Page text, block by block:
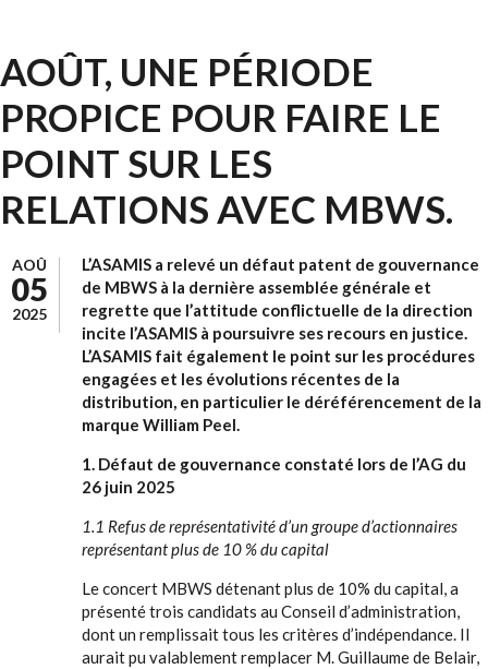
AOÛT, UNE PÉRIODE
PROPICE POUR FAIRE LE
POINT SUR LES
RELATIONS AVEC MBWS.
AOÛ
05
2025
L’ASAMIS a relevé un défaut patent de gouvernance
de MBWS à la dernière assemblée générale et
regrette que l’attitude conflictuelle de la direction
incite l’ASAMIS à poursuivre ses recours en justice.
L’ASAMIS fait également le point sur les procédures
engagées et les évolutions récentes de la
distribution, en particulier le déréférencement de la
marque William Peel.
1. Défaut de gouvernance constaté lors de l’AG du
26 juin 2025
1.1 Refus de représentativité d’un groupe d’actionnaires
représentant plus de 10 % du capital
Le concert MBWS détenant plus de 10% du capital, a
présenté trois candidats au Conseil d’administration,
dont un remplissait tous les critères d’indépendance. Il
aurait pu valablement remplacer M. Guillaume de Belair,